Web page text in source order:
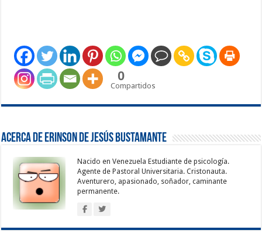
0
Compartidos
Acerca de Erinson de Jesús Bustamante
Nacido en Venezuela Estudiante de psicología.
Agente de Pastoral Universitaria. Cristonauta.
Aventurero, apasionado, soñador, caminante
permanente.